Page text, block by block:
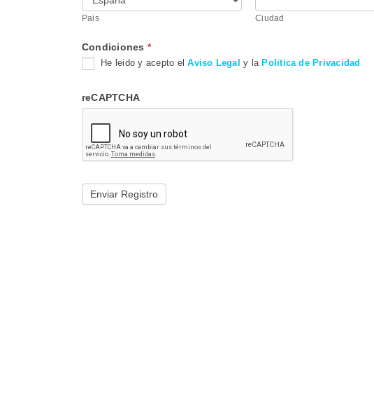
Pais Ciudad
Condiciones *
He leido y acepto elAviso Legal y la Politica de Privacidad
reCAPTCHA